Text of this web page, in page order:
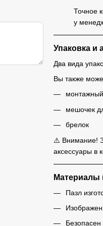
Точное
у
Упаковка и
Два вида
Вы также
мешочек
брелок
⚠️ Внимание!
аксессуары в
Материалы
Пазл